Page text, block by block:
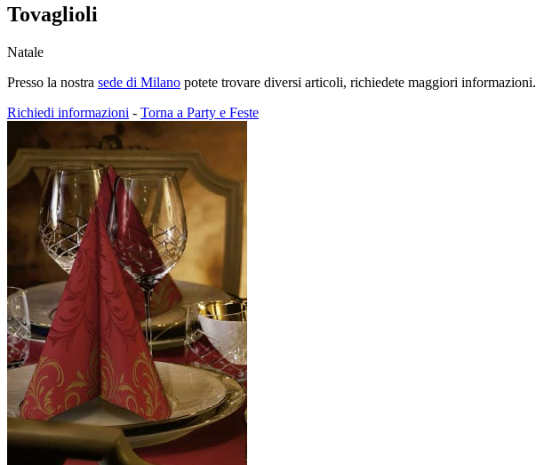
Tovaglioli
Natale
Presso la nostra sede di Milano potete trovare diversi articoli, richiedete maggiori informazioni.
Richiedi informazioni - Torna a Party e Feste